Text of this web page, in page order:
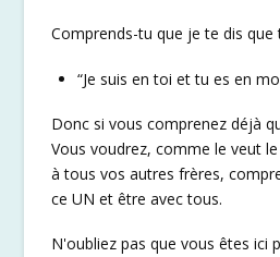
Comprends-tu que je te dis que
“Je suis en toi et tu es en
Donc si vous comprenez déjà
Vous voudrez, comme le veut
à tous vos autres frères,
ce UN et être avec tous.
N'oubliez pas que vous êtes ici